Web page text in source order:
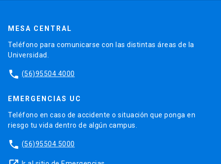
MESA CENTRAL
Teléfono para comunicarse con las distintas áreas de la
Universidad.
phone (56)95504 4000
EMERGENCIAS UC
Teléfono en caso de accidente o situación que ponga en
riesgo tu vida dentro de algún campus.
phone (56)95504 5000